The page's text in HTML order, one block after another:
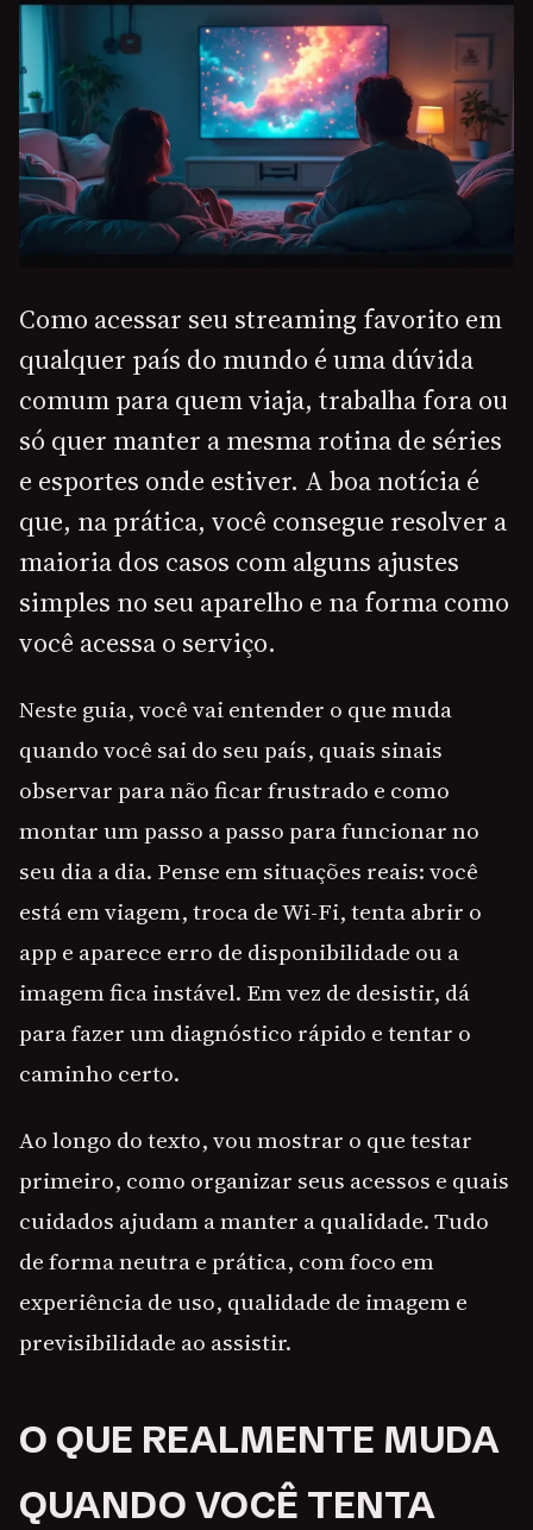
Como acessar seu streaming favorito em
qualquer país do mundo é uma dúvida
comum para quem viaja, trabalha fora ou
só quer manter a mesma rotina de séries
e esportes onde estiver. A boa notícia é
que, na prática, você consegue resolver a
maioria dos casos com alguns ajustes
simples no seu aparelho e na forma como
você acessa o serviço.
Neste guia, você vai entender o que muda
quando você sai do seu país, quais sinais
observar para não ficar frustrado e como
montar um passo a passo para funcionar no
seu dia a dia. Pense em situações reais: você
está em viagem, troca de Wi-Fi, tenta abrir o
app e aparece erro de disponibilidade ou a
imagem fica instável. Em vez de desistir, dá
para fazer um diagnóstico rápido e tentar o
caminho certo.
Ao longo do texto, vou mostrar o que testar
primeiro, como organizar seus acessos e quais
cuidados ajudam a manter a qualidade. Tudo
de forma neutra e prática, com foco em
experiência de uso, qualidade de imagem e
previsibilidade ao assistir.
O QUE REALMENTE MUDA
QUANDO VOCÊ TENTA